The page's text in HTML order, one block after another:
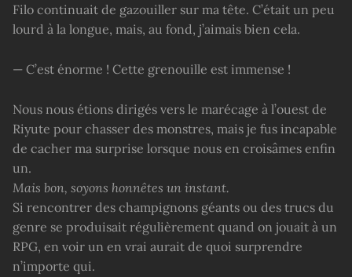
Filo continuait de gazouiller sur ma tête. C’était un peu
lourd à la longue, mais, au fond, j’aimais bien cela.
— C’est énorme ! Cette grenouille est immense !
Nous nous étions dirigés vers le marécage à l’ouest de
Riyute pour chasser des monstres, mais je fus incapable
de cacher ma surprise lorsque nous en croisâmes enfin
un.
Mais bon, soyons honnêtes un instant.
Si rencontrer des champignons géants ou des trucs du
genre se produisait régulièrement quand on jouait à un
RPG, en voir un en vrai aurait de quoi surprendre
n’importe qui.